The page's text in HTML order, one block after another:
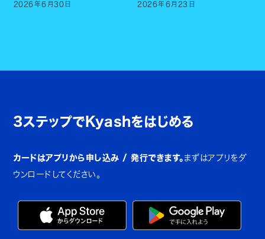
2026年6 月 30 日 2026年6月 23 日
3ステップでKyashをはじめる
カードはアプリから申し込み / 発行できます。 まずはアプリをダ
ウンロードしてください。